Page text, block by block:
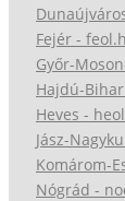
Fejér -
Győr-
Hajdú-
Heves -
Jász-
Komárom-
Nógrád -